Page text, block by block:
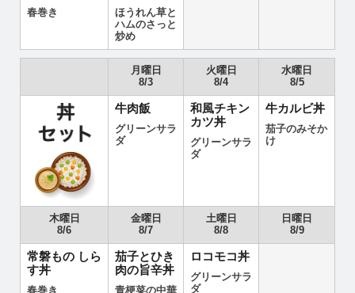
春巻き
ほうれん草と
ハムのさっと
炒め
月曜日
8/3
火曜日
8/4
水曜日
8/5
牛肉飯
グリーンサラ
ダ
和風チキン
カツ丼
グリーンサラ
ダ
牛カルビ丼
茄子のみそか
け
木曜日
8/6
金曜日
8/7
土曜日
8/8
日曜日
8/9
常磐もの しら
す丼
春巻き
茄子とひき
肉の旨辛丼
青梗菜の中華
ロコモコ丼
グリーンサラ
ダ